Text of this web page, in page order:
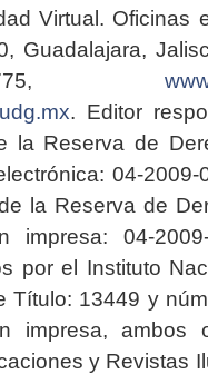
Virtual. Oficinas
Guadalajara,
. Editor
la Reserva de
04-2009-
la Reserva de
04-2009-
por el Instituto
Título: 13449 y
impresa, ambos
y Revistas